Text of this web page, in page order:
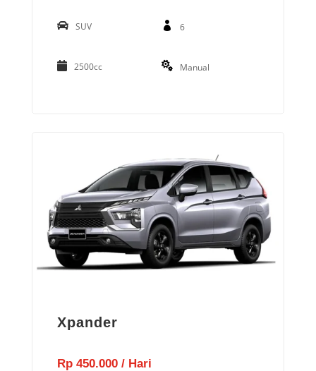
SUV 6
2500cc Manual
Xpander
Rp 450.000 / Hari